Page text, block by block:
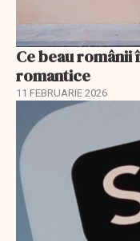
Ce beau
romantice
11 FEBRUARIE 2026